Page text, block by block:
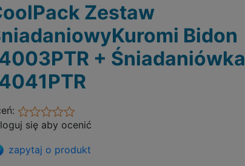
Zestaw
Bidon
+ Śniadaniówka
się aby ocenić
zapytaj o produkt